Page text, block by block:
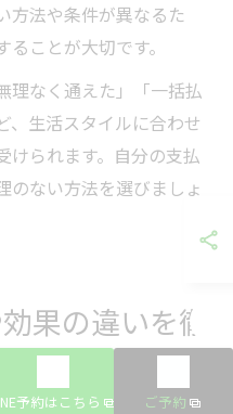
方法や条件が異なるた
ことが大切です。
理なく通えた」「一括払
、生活スタイルに合わせ
けられます。自分の支払
のない方法を選びましょ
果の違いを徹
予約はこちら ご予約